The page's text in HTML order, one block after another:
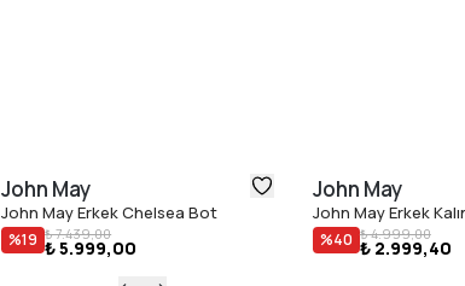
John May
John May Erkek Chelsea Bot
%19 ₺ 7.439,00
₺ 5.999,00
John May
John May Erkek
%40 ₺ 4.999,00
₺ 2.999,40